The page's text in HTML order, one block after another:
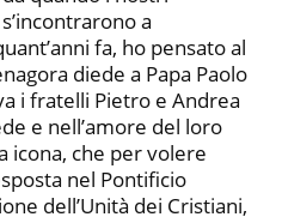
a
fa, ho pensato al
diede a Papa Paolo
i fratelli Pietro e Andrea
e nell’amore del loro
icona, che per volere
nel Pontificio
dell’Unità dei Cristiani,